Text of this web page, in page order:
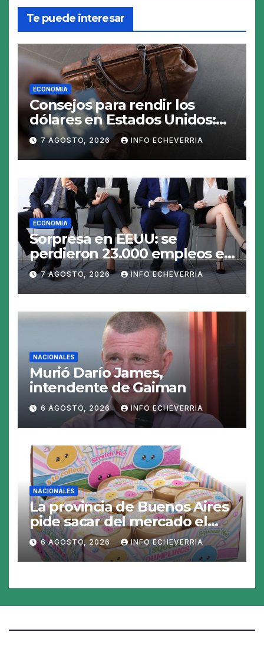
Te puede interesar
ECONOMIA
Consejos para rendir los
dólares en Estados Unidos:
claves para no gastar de más
en el viaje
7 AGOSTO, 2026 INFO ECHEVERRIA
ECONOMIA
Sorpresa en EEUU: se
perdieron 23.000 empleos en
julio y el mercado recalcula
las perspectivas para las
tasas
7 AGOSTO, 2026 INFO ECHEVERRIA
NACIONALES
Murió Darío James,
intendente de Gaiman
6 AGOSTO, 2026 INFO ECHEVERRIA
NACIONALES
La provincia de Buenos Aires
pide sacar del mercado el
«Squeezy Dumpling», un
juguete «tóxico»
6 AGOSTO, 2026 INFO ECHEVERRIA